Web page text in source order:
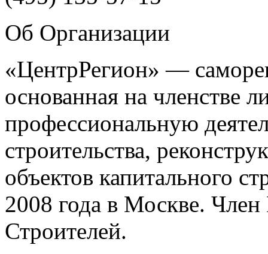
Об Организации
«ЦентрРегион» —
основанная на членстве
профессиональную
строительства,
объектов капитального
2008 года в Москве.
Строителей.